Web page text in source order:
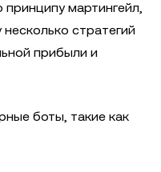
мартингейл,
стратегий
прибыли и
боты, такие как